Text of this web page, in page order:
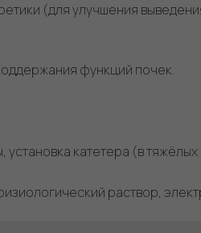
(для улучшения
функций почек.
катетера (в тяжёлых
раствор,